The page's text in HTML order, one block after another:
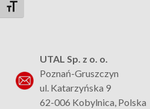
Toggle Font size
UTAL Sp. z o. o.
Poznań-Gruszczyn
ul. Katarzyńska 9
62-006 Kobylnica, Polska